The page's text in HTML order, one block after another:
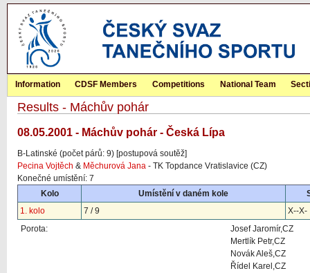
Information CDSF Members Competitions National Team
Results - Máchův pohár
08.05.2001 - Máchův pohár - Česká Lípa
B-Latinské (počet párů: 9) [postupová soutěž]
Pecina Vojtěch & Měchurová Jana - TK Topdance Vratislavice (CZ)
Konečné umístění: 7
Kolo
Umístění v daném kole
1. kolo
7 / 9
X--X-
Porota:
Josef Jaromír,CZ
Mertlík Petr,CZ
Novák Aleš,CZ
Řídel Karel,CZ